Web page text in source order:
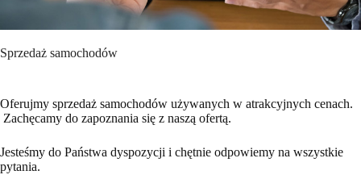
Sprzedaż samochodów
Oferujmy sprzedaż samochodów używanych w atrakcyjnych cenach.
Zachęcamy do zapoznania się z naszą ofertą.
Jesteśmy do Państwa dyspozycji i chętnie odpowiemy na wszystkie
pytania.